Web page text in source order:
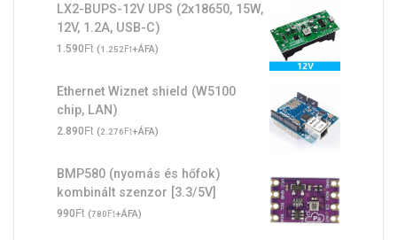
LX2-BUPS-12V UPS (2x18650, 15W,
12V, 1.2A, USB-C)
1.590Ft (1.252Ft+ÁFA)
Ethernet Wiznet shield (W5100
chip, LAN)
2.890Ft (2.276Ft+ÁFA)
BMP580 (nyomás és hőfok)
kombinált szenzor [3.3/5V]
990Ft (780Ft+ÁFA)